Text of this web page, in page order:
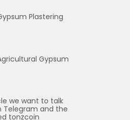
Plastering
Gypsum
we want to talk
Telegram and the
tonzcoin